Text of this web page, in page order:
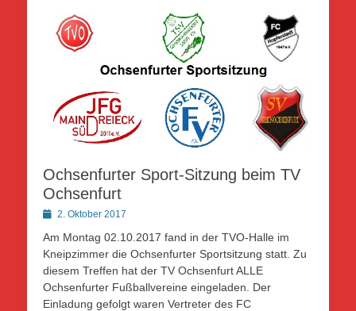
Ochsenfurter Sport-Sitzung beim TV
Ochsenfurt
Posted2. Oktober 2017
Am Montag 02.10.2017 fand in der TVO-Halle im
Kneipzimmer die Ochsenfurter Sportsitzung statt. Zu
diesem Treffen hat der TV Ochsenfurt ALLE
Ochsenfurter Fußballvereine eingeladen. Der
Einladung gefolgt waren Vertreter des FC